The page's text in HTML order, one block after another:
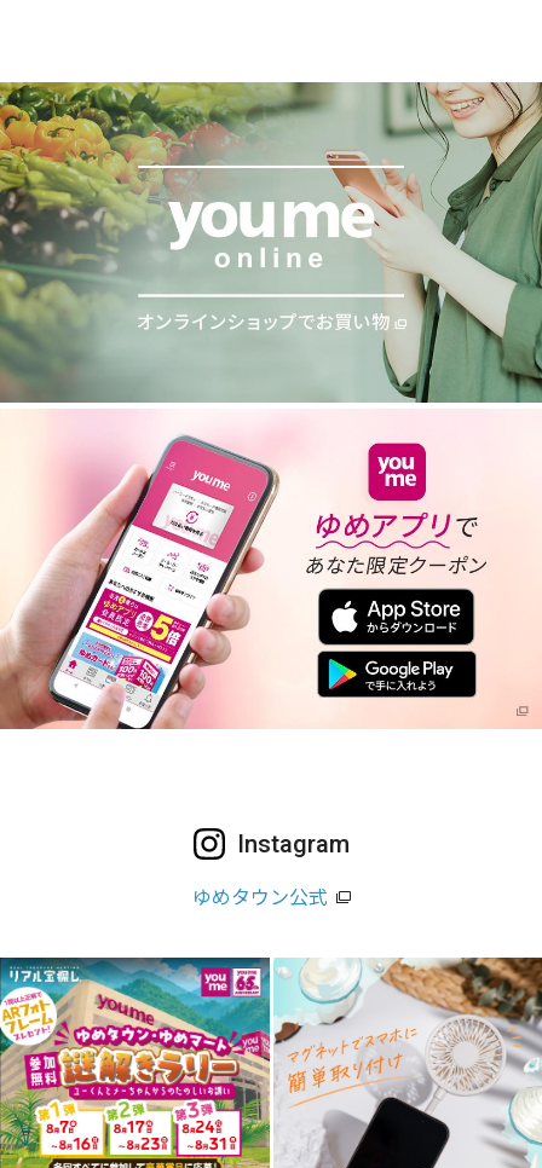
Instagram
ゆめタウン公式